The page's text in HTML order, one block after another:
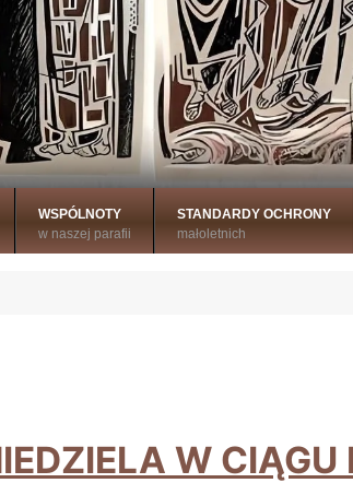
WSPÓLNOTY
w naszej parafii
STANDARDY OCHRONY
małoletnich
W